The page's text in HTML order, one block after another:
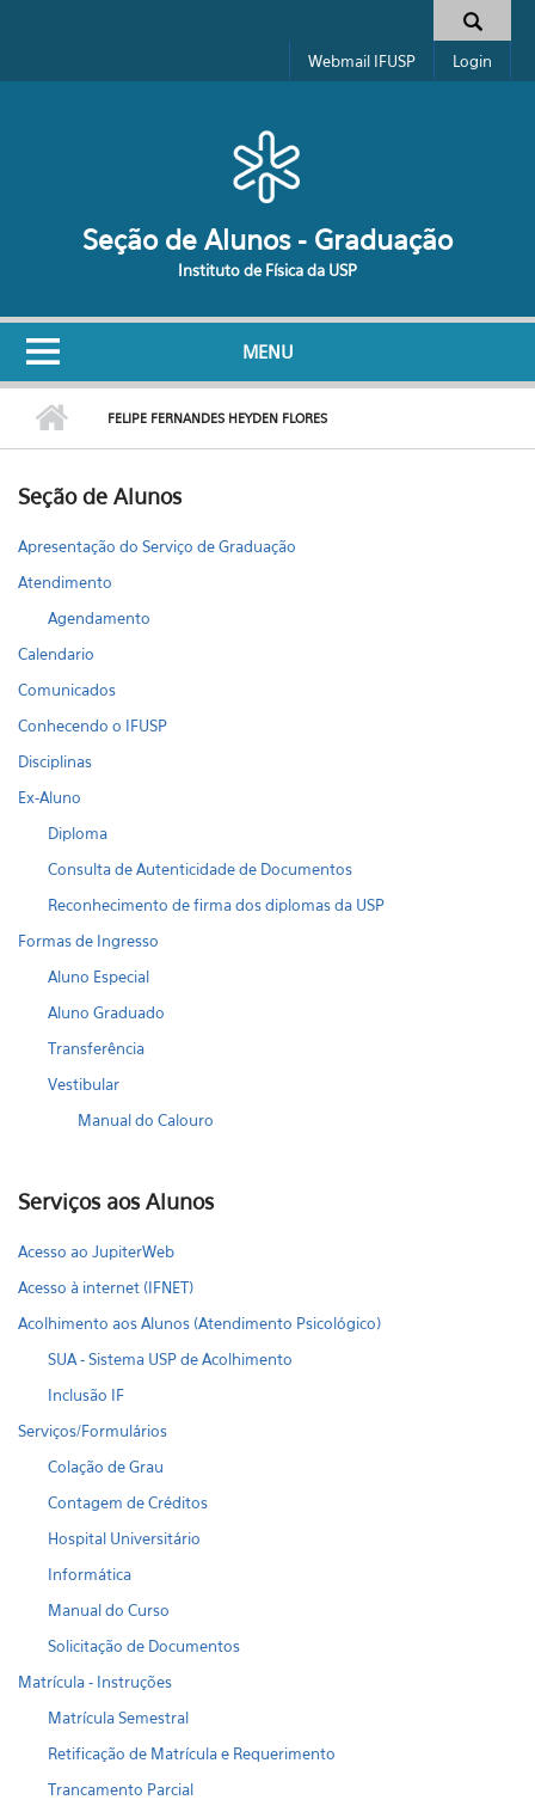
Formulário de busca
Webmail IFUSP Login
Seção de Alunos - Graduação
Instituto de Física da USP
MENU
FELIPE FERNANDES HEYDEN FLORES
Seção de Alunos
Apresentação do Serviço de Graduação
Atendimento
Agendamento
Calendario
Comunicados
Conhecendo o IFUSP
Disciplinas
Ex-Aluno
Diploma
Consulta de Autenticidade de Documentos
Reconhecimento de firma dos diplomas da USP
Formas de Ingresso
Aluno Especial
Aluno Graduado
Transferência
Vestibular
Manual do Calouro
Serviços aos Alunos
Acesso ao JupiterWeb
Acesso à internet (IFNET)
Acolhimento aos Alunos (Atendimento Psicológico)
SUA - Sistema USP de Acolhimento
Inclusão IF
Serviços/Formulários
Colação de Grau
Contagem de Créditos
Hospital Universitário
Informática
Manual do Curso
Solicitação de Documentos
Matrícula - Instruções
Matrícula Semestral
Retificação de Matrícula e Requerimento
Trancamento Parcial